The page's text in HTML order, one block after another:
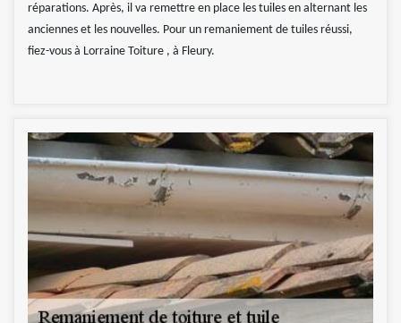
réparations. Après, il va remettre en place les tuiles en alternant les
anciennes et les nouvelles. Pour un remaniement de tuiles réussi,
fiez-vous à Lorraine Toiture , à Fleury.